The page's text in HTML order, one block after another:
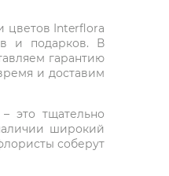
цветов Interflora
и подарков. В
гарантию
и доставим
это тщательно
широкий
соберут